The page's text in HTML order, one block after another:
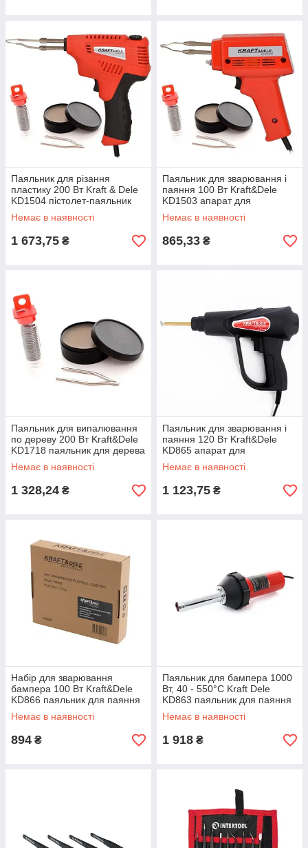
Паяльник для різання
пластику 200 Вт Kraft & Dele
KD1504 пістолет-паяльник
riven
Немає в наявності
1 673,75 ₴
Паяльник для зварювання і
паяння 100 Вт Kraft&Dele
KD1503 апарат для
зварювання пластику riven
Немає в наявності
865,33 ₴
Паяльник для випалювання
по дереву 200 Вт Kraft&Dele
KD1718 паяльник для дерева
riven
Немає в наявності
1 328,24 ₴
Паяльник для зварювання і
паяння 120 Вт Kraft&Dele
KD865 апарат для
зварювання пластику riven
Немає в наявності
1 123,75 ₴
Набір для зварювання
бампера 100 Вт Kraft&Dele
KD866 паяльник для паяння
пластикових бамперів riven
Немає в наявності
894 ₴
Паяльник для бампера 1000
Вт, 40 - 550°C Kraft Dele
KD863 паяльник для паяння
пластикових бамперів riven
Немає в наявності
1 918 ₴